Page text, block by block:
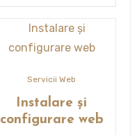
Servicii Web
Instalare și
configurare web